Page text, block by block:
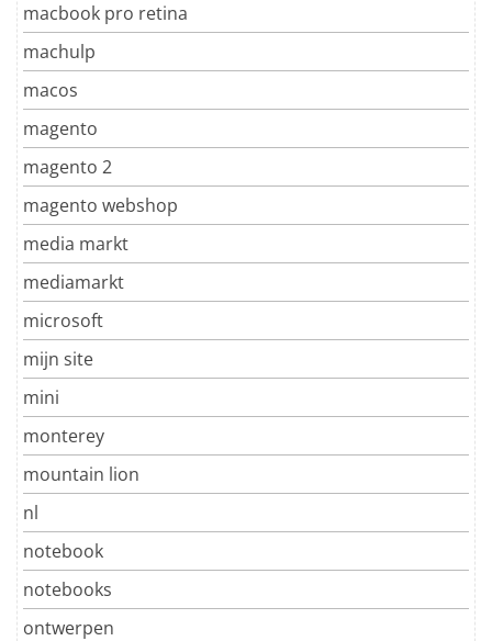
macbook pro retina
machulp
macos
magento
magento 2
magento webshop
media markt
mediamarkt
microsoft
mijn site
mini
monterey
mountain lion
nl
notebook
notebooks
ontwerpen